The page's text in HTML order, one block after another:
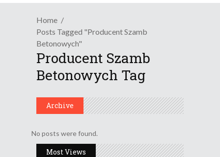
Home
Posts Tagged "producent Szamb
Betonowych"
Producent Szamb
Betonowych Tag
Archive
No posts were found.
Most Views